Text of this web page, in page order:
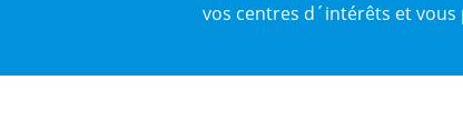
vos centres d´intérêts et